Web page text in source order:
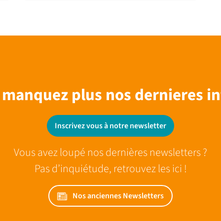
plus nos dernieres
Inscrivez vous à notre newsletter
Vous avez loupé nos dernières newsletters ?
Pas d’inquiétude, retrouvez les ici !
Nos anciennes Newsletters